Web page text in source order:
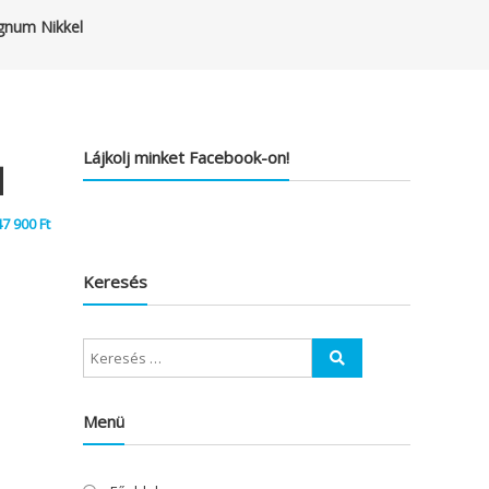
Nikkel
900Ft
Lájkolj minket Facebook-on!
Keresés
Menü